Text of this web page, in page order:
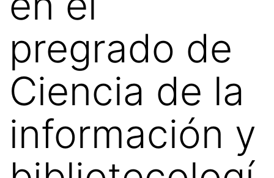
pregrado de
Ciencia de la
información y